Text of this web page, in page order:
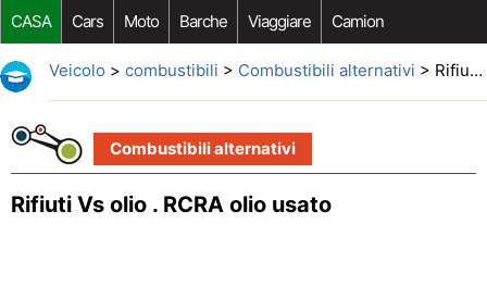
CASA Cars Moto Barche Viaggiare Camion
Riparazione Auto Acquisto Auto Car Opzioni Aftermarket
Veicolo > combustibili > Combustibili alternativi > Rifiuti Vs olio . RCRA olio usato
Combustibili alternativi
Rifiuti Vs olio . RCRA olio usato